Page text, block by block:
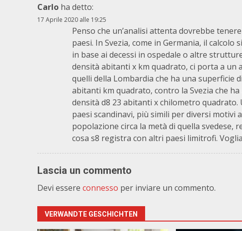
Carlo ha detto:
17 Aprile 2020 alle 19:25
Penso che un’analisi attenta dovrebbe
paesi. In Svezia, come in Germania, il
in base ai decessi in ospedale o altre
densità abitanti x km quadrato, ci porta a
quelli della Lombardia che ha una superficie
abitanti km quadrato, contro la Svezia che
densità d8 23 abitanti x chilometro
paesi scandinavi, più simili per diversi motivi
popolazione circa la metà di quella svedese,
cosa s8 registra con altri paesi limitrofi.
Lascia un commento
Devi essere connesso per inviare un commento.
VERWANDTE GESCHICHTEN